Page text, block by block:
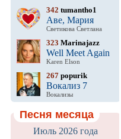
342 tumantho1
Аве, Мария
Светикова Светлана
323 Marinajazz
Well Meet Again
Karen Elson
267 popurik
Вокализ 7
Вокализы
Песня месяца
Июль 2026 года